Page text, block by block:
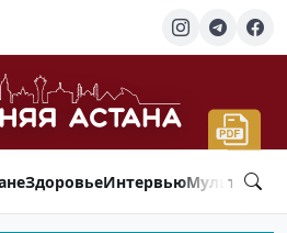
ЗдоровьеИнтервью